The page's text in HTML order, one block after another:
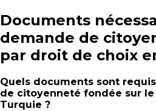
Documents
demande de
par droit de choix
Quels documents sont
de citoyenneté fondée sur
Turquie ?